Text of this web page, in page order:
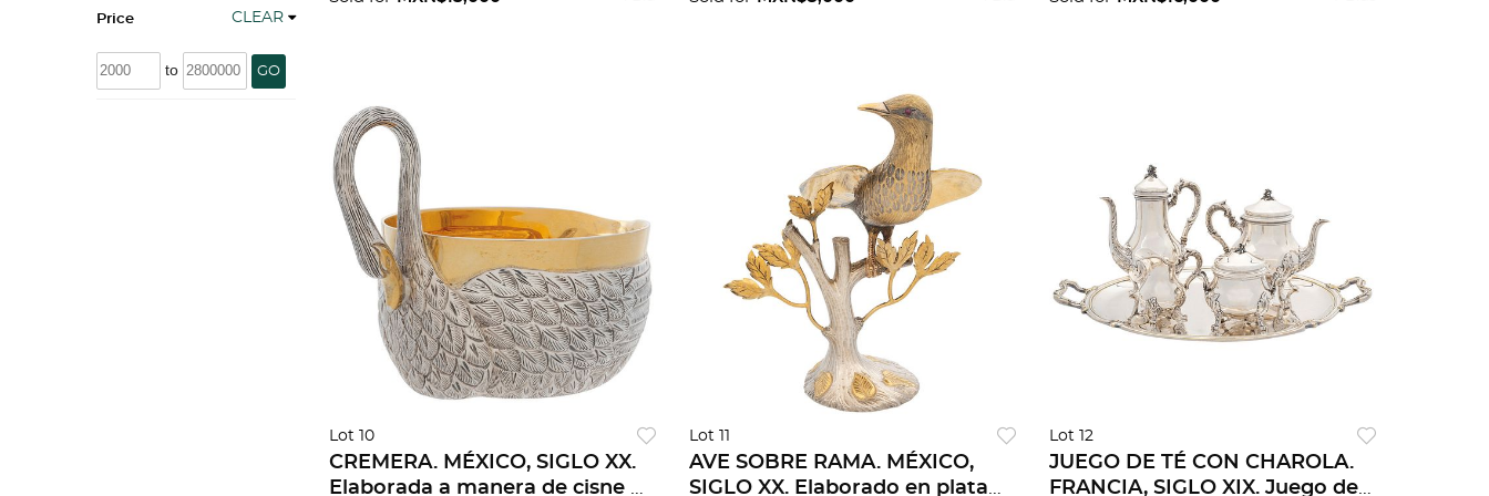
Price CLEAR
to GO
Lot 10
CREMERA. MÉXICO, SIGLO XX.
Elaborada a manera de cisne en
Lot 11
AVE SOBRE RAMA. MÉXICO,
SIGLO XX. Elaborado en plata
Lot 12
JUEGO DE TÉ CON CHAROLA.
FRANCIA, SIGLO XIX. Juego de